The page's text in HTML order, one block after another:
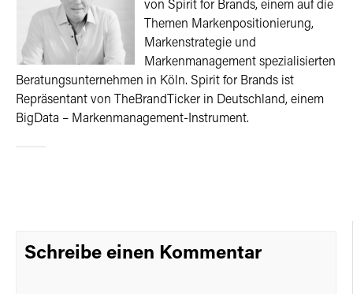
von Spirit for Brands, einem auf die
Themen Markenpositionierung,
Markenstrategie und
Markenmanagement spezialisierten
Beratungsunternehmen in Köln. Spirit for Brands ist
Repräsentant von TheBrandTicker in Deutschland, einem
BigData – Markenmanagement-Instrument.
Schreibe einen Kommentar